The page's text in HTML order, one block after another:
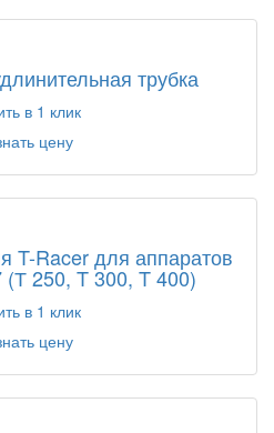
трубка
в 1 клик
цену
T-Racer для аппаратов
(Т 250, T 300, T 400)
в 1 клик
цену